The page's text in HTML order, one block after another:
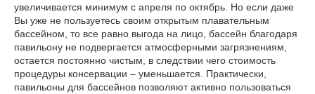
увеличивается минимум с апреля по октябрь. Но если даже
Вы уже не пользуетесь своим открытым плавательным
бассейном, то все равно выгода на лицо, бассейн благодаря
павильону не подвергается атмосферными загрязнениям,
остается постоянно чистым, в следствии чего стоимость
процедуры консервации – уменьшается. Практически,
павильоны для бассейнов позволяют активно пользоваться